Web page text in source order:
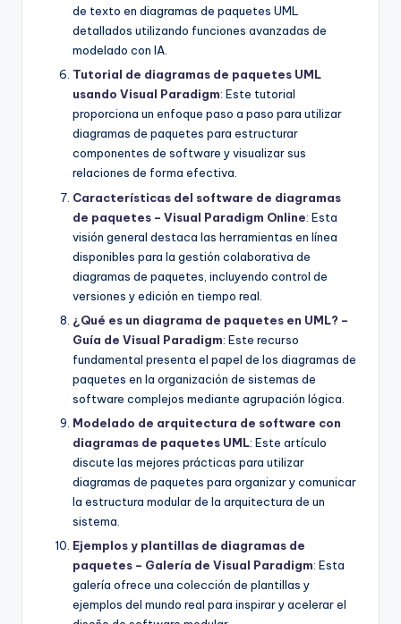
de texto en diagramas de paquetes UML
detallados utilizando funciones avanzadas de
modelado con IA.
Tutorial de diagramas de paquetes UML
usando Visual Paradigm: Este tutorial
proporciona un enfoque paso a paso para utilizar
diagramas de paquetes para estructurar
componentes de software y visualizar sus
relaciones de forma efectiva.
Características del software de diagramas
de paquetes – Visual Paradigm Online: Esta
visión general destaca las herramientas en línea
disponibles para la gestión colaborativa de
diagramas de paquetes, incluyendo control de
versiones y edición en tiempo real.
¿Qué es un diagrama de paquetes en UML? –
Guía de Visual Paradigm: Este recurso
fundamental presenta el papel de los diagramas de
paquetes en la organización de sistemas de
software complejos mediante agrupación lógica.
Modelado de arquitectura de software con
diagramas de paquetes UML: Este artículo
discute las mejores prácticas para utilizar
diagramas de paquetes para organizar y comunicar
la estructura modular de la arquitectura de un
sistema.
Ejemplos y plantillas de diagramas de
paquetes – Galería de Visual Paradigm: Esta
galería ofrece una colección de plantillas y
ejemplos del mundo real para inspirar y acelerar el